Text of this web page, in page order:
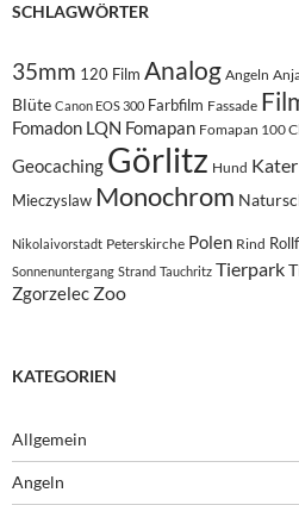
SCHLAGWÖRTER
35mm 120 Film Analog Angeln
Blüte Canon EOS 300 Farbfilm Fassade
Fomadon LQN Fomapan Fomapan 100
Geocaching Görlitz Hund Kater
Mieczyslaw Monochrom
Nikolaivorstadt Peterskirche Polen Rind
Sonnenuntergang Strand Tauchritz Tierpark
Zgorzelec Zoo
KATEGORIEN
Allgemein
Angeln